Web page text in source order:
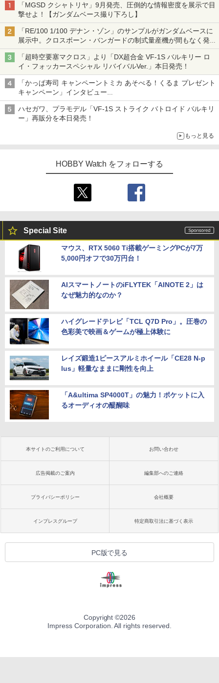
「MGSD クシャトリヤ」9月発売、圧倒的な情報密度を展示で目
撃せよ！【ガンダムベース撮り下ろし】
「RE/100 1/100 デナン・ゾン」のサンプルがガンダムベースに
展示中。クロスボーン・バンガードの制式量産機が間もなく発送
【ガンダムベース撮り下ろし】
「超時空要塞マクロス」より「DX超合金 VF-1S バルキリー ロ
イ・フォッカースペシャル リバイバルVer.」本日発売！
「かっぱ寿司 キャンペーントミカ あそべる！くるま プレゼント
キャンペーン」インタビュー
子どもが楽しめるかっぱ寿司ならではの体験とコラボの楽しさを
追求
ハセガワ、プラモデル「VF-1S ストライク バトロイド バルキリ
ー」再販分を本日発売！
もっと見る
HOBBY Watch をフォローする
Special Site
マウス、RTX 5060 Ti搭載ゲーミングPCが7万
5,000円オフで30万円台！
AIスマートノートのiFLYTEK「AINOTE 2」は
なぜ魅力的なのか？
ハイグレードテレビ「TCL Q7D Pro」。圧巻の
色彩美で映画＆ゲームが極上体験に
レイズ鍛造1ピースアルミホイール「CE28 N-p
lus」軽量なままに剛性を向上
「A&ultima SP4000T」の魅力！ポケットに入
るオーディオの醍醐味
本サイトのご利用について お問い合わせ
広告掲載のご案内 編集部へのご連絡
プライバシーポリシー 会社概要
インプレスグループ 特定商取引法に基づく表示
PC版で見る
Copyright ©2026
Impress Corporation. All rights reserved.